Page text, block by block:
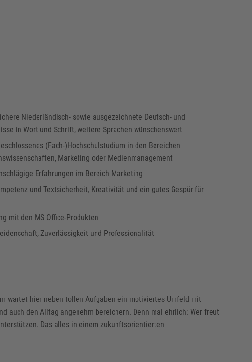
Niederländisch- sowie ausgezeichnete Deutsch- und
in Wort und Schrift, weitere Sprachen wünschenswert
(Fach-)Hochschulstudium in den Bereichen
Marketing oder Medienmanagement
Erfahrungen im Bereich Marketing
und Textsicherheit, Kreativität und ein gutes Gespür für
mit den MS Office-Produkten
Zuverlässigkeit und Professionalität
wartet hier neben tollen Aufgaben ein motiviertes Umfeld mit
auch den Alltag angenehm bereichern. Denn mal ehrlich: Wer freut
Das alles in einem zukunftsorientierten